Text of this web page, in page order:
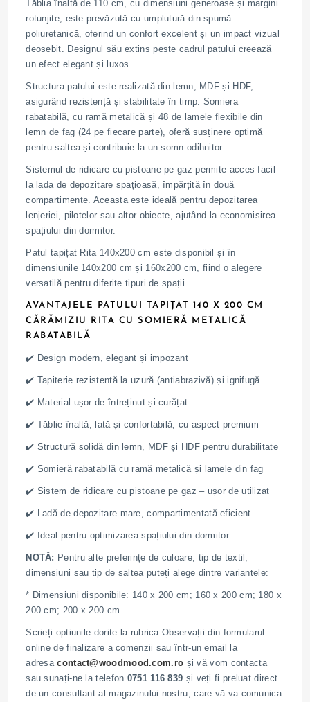
Tăblia înaltă de 110 cm, cu dimensiuni generoase și margini
rotunjite, este prevăzută cu umplutură din spumă
poliuretanică, oferind un confort excelent și un impact vizual
deosebit. Designul său extins peste cadrul patului creează
un efect elegant și luxos.
Structura patului este realizată din lemn, MDF și HDF,
asigurând rezistență și stabilitate în timp. Somiera
rabatabilă, cu ramă metalică și 48 de lamele flexibile din
lemn de fag (24 pe fiecare parte), oferă susținere optimă
pentru saltea și contribuie la un somn odihnitor.
Sistemul de ridicare cu pistoane pe gaz permite acces facil
la lada de depozitare spațioasă, împărțită în două
compartimente. Aceasta este ideală pentru depozitarea
lenjeriei, pilotelor sau altor obiecte, ajutând la economisirea
spațiului din dormitor.
Patul tapițat Rita 140x200 cm este disponibil și în
dimensiunile 140x200 cm și 160x200 cm, fiind o alegere
versatilă pentru diferite tipuri de spații.
AVANTAJELE PATULUI TAPIȚAT 140 X 200 CM
CĂRĂMIZIU RITA CU SOMIERĂ METALICĂ
RABATABILĂ
✔️ Design modern, elegant și impozant
✔️ Tapiterie rezistentă la uzură (antiabrazivă) și ignifugă
✔️ Material ușor de întreținut și curățat
✔️ Tăblie înaltă, lată și confortabilă, cu aspect premium
✔️ Structură solidă din lemn, MDF și HDF pentru durabilitate
✔️ Somieră rabatabilă cu ramă metalică și lamele din fag
✔️ Sistem de ridicare cu pistoane pe gaz – ușor de utilizat
✔️ Ladă de depozitare mare, compartimentată eficient
✔️ Ideal pentru optimizarea spațiului din dormitor
NOTĂ: Pentru alte preferințe de culoare, tip de textil,
dimensiuni sau tip de saltea puteți alege dintre variantele:
* Dimensiuni disponibile: 140 x 200 cm; 160 x 200 cm; 180 x
200 cm; 200 x 200 cm.
Scrieți optiunile dorite la rubrica Observații din formularul
online de finalizare a comenzii sau într-un email la
adresacontact@woodmood.com.ro și vă vom contacta
sau sunați-ne la telefon 0751 116 839 și veți fi preluat direct
de un consultant al magazinului nostru, care vă va comunica